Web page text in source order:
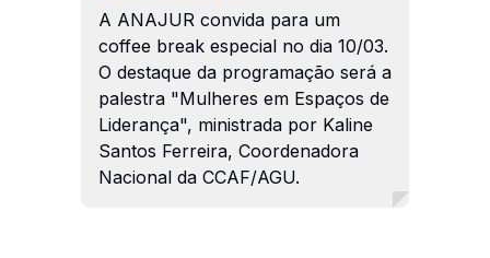
A ANAJUR convida para um
coffee break especial no dia 10/03.
O destaque da programação será a
palestra "Mulheres em Espaços de
Liderança", ministrada por Kaline
Santos Ferreira, Coordenadora
Nacional da CCAF/AGU.